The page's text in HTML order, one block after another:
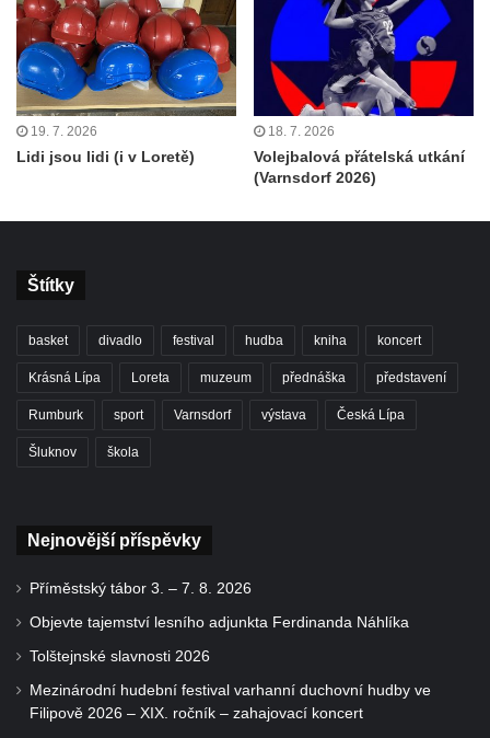
19. 7. 2026
Lidi jsou lidi (i v Loretě)
18. 7. 2026
Volejbalová přátelská utkání
(Varnsdorf 2026)
Štítky
basket divadlo festival hudba kniha koncert
Krásná Lípa Loreta muzeum přednáška představení
Rumburk sport Varnsdorf výstava Česká Lípa
Šluknov škola
Nejnovější příspěvky
Příměstský tábor 3. – 7. 8. 2026
Objevte tajemství lesního adjunkta Ferdinanda Náhlíka
Tolštejnské slavnosti 2026
Mezinárodní hudební festival varhanní duchovní hudby ve
Filipově 2026 – XIX. ročník – zahajovací koncert